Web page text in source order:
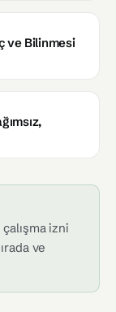
ve Bilinmesi
izni
ve